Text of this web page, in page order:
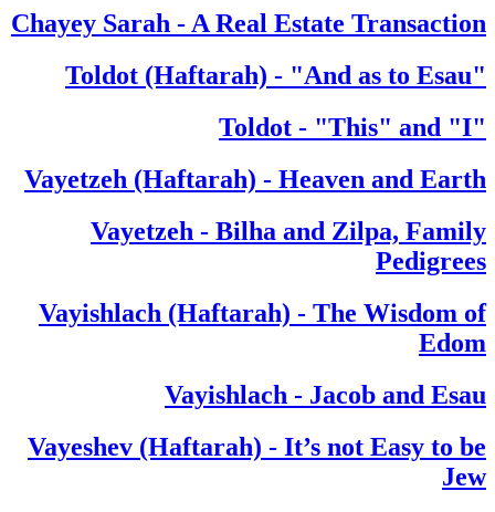
Chayey Sarah - A Real Estate Transaction
"Toldot (Haftarah) - "And as to Esau
"Toldot - "This" and "I
Vayetzeh (Haftarah) - Heaven and Earth
Vayetzeh - Bilha and Zilpa, Family
Pedigrees
Vayishlach (Haftarah) - The Wisdom of
Edom
Vayishlach - Jacob and Esau
Vayeshev (Haftarah) - It’s not Easy to be
Jew